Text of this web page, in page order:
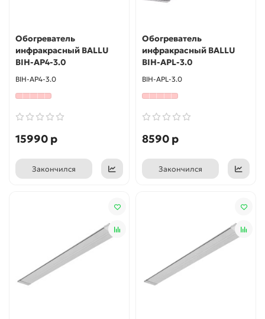
Обогреватель
инфракрасный BALLU
BIH-AP4-3.0
BIH-AP4-3.0
15990 р
Закончился
Обогреватель
инфракрасный BALLU
BIH-APL-3.0
BIH-APL-3.0
8590 р
Закончился